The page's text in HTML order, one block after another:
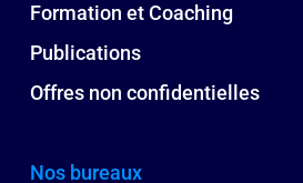
Formation et Coaching
Publications
Offres non confidentielles
Nos bureaux